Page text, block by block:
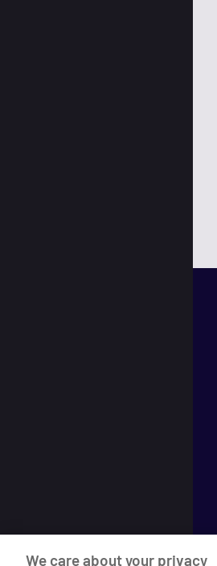
We care about your privacy